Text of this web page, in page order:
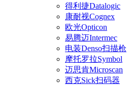
得利捷Datalogic
康耐视Cognex
欧光Opticon
易腾迈Intermec
电装Denso扫描枪
摩托罗拉Symbol
迈思肯Microscan
西克Sick扫码器